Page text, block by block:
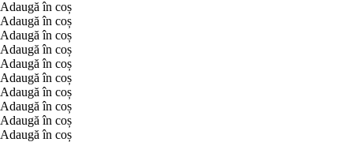
Adaugă în coș
Adaugă în coș
Adaugă în coș
Adaugă în coș
Adaugă în coș
Adaugă în coș
Adaugă în coș
Adaugă în coș
Adaugă în coș
Adaugă în coș